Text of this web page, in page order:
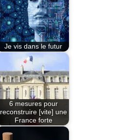
Je vis dans le futur
6 mesures pour
reconstruire [vite] une
France forte